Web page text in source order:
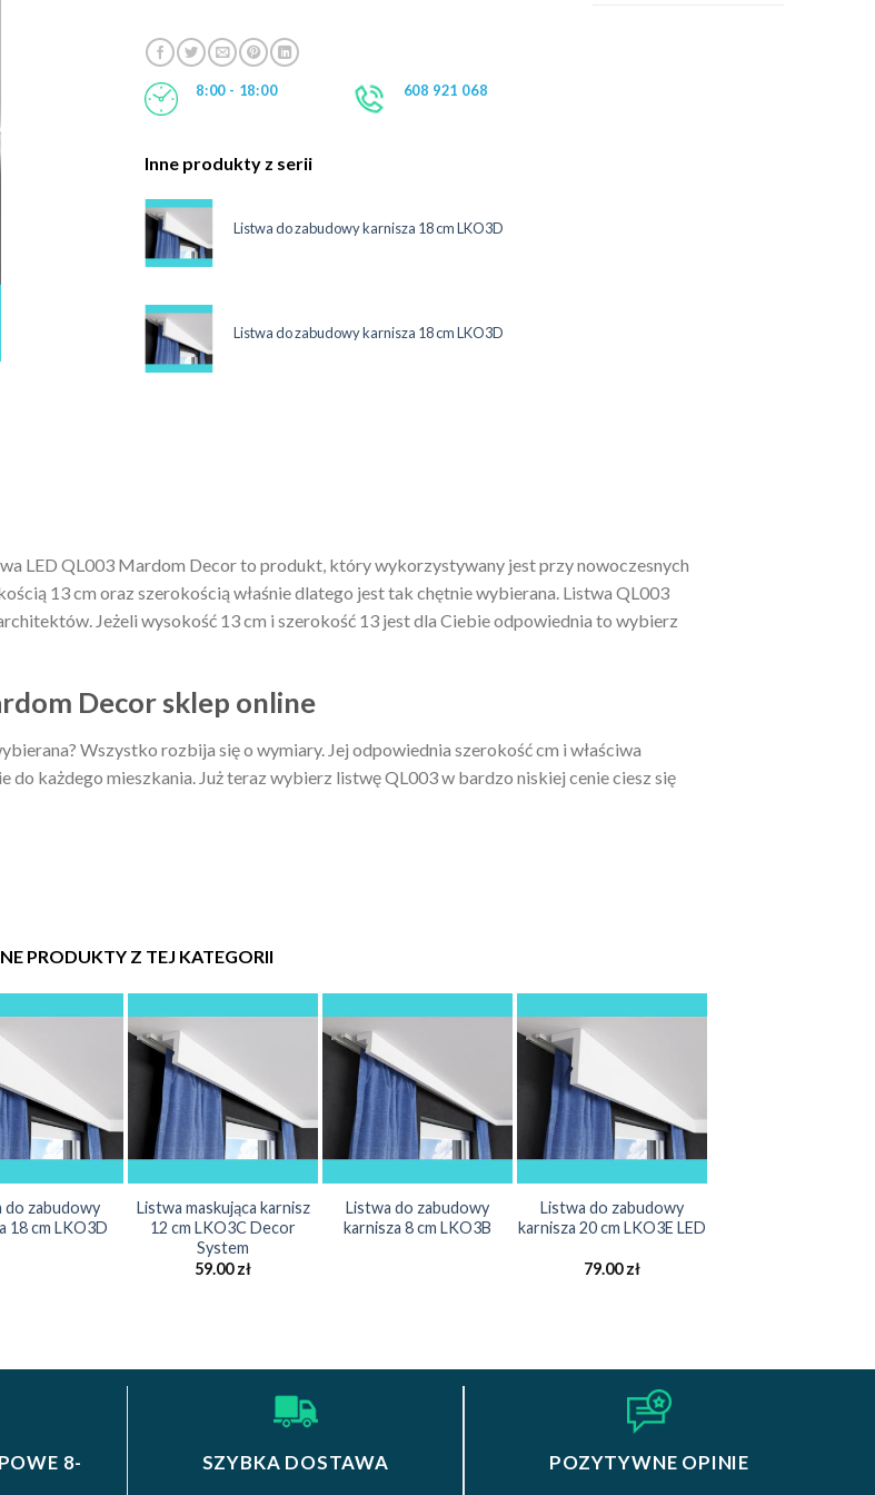
8:00 - 18:00 608 921 068
Inne produkty z serii
Listwa do zabudowy karnisza 18 cm LKO3D
Listwa do zabudowy karnisza 18 cm LKO3D
LED QL003 Mardom Decor to produkt, który wykorzystywany jest przy nowoczesnych
13 cm oraz szerokością właśnie dlatego jest tak chętnie wybierana. Listwa QL003
Jeżeli wysokość 13 cm i szerokość 13 jest dla Ciebie odpowiednia to wybierz
Decor sklep online
Wszystko rozbija się o wymiary. Jej odpowiednia szerokość cm i właściwa
do każdego mieszkania. Już teraz wybierz listwę QL003 w bardzo niskiej cenie ciesz się
PRODUKTY Z TEJ KATEGORII
do zabudowy
18 cm LKO3D
Listwa maskująca karnisz
12 cm LKO3C Decor
System
59.00zł
Listwa do zabudowy
karnisza 8 cm LKO3B
Listwa do zabudowy
karnisza 20 cm LKO3E LED
79.00zł
8-
SZYBKA DOSTAWA POZYTYWNE OPINIE